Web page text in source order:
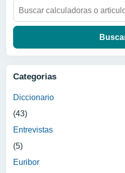
Buscar:
Categorias
Diccionario
(43)
Entrevistas
(5)
Euribor